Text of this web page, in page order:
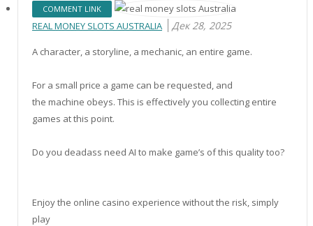
COMMENT LINK
REAL MONEY SLOTS AUSTRALIA Дек 28, 2025
A character, a storyline, a mechanic, an entire game.
For a small price a game can be requested, and
the machine obeys. This is effectively you collecting entire
games at this point.
Do you deadass need AI to make game’s of this quality too?
Enjoy the online casino experience without the risk, simply
play